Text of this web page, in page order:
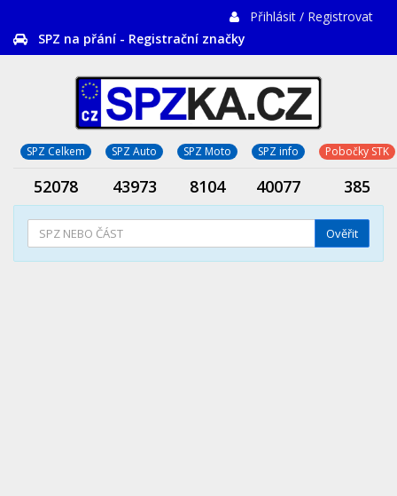
Přihlásit / Registrovat
SPZ na přání - Registrační značky
SPZ Celkem SPZ Auto SPZ Moto SPZ info Pobočky STK
52078 43973 8104 40077 385
Ověřit